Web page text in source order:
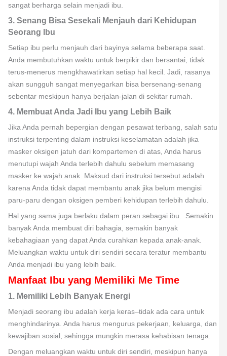
sangat berharga selain menjadi ibu.
3. Senang Bisa Sesekali Menjauh dari Kehidupan
Seorang Ibu
Setiap ibu perlu menjauh dari bayinya selama beberapa saat.
Anda membutuhkan waktu untuk berpikir dan bersantai, tidak
terus-menerus mengkhawatirkan setiap hal kecil. Jadi, rasanya
akan sungguh sangat menyegarkan bisa bersenang-senang
sebentar meskipun hanya berjalan-jalan di sekitar rumah.
4. Membuat Anda Jadi Ibu yang Lebih Baik
Jika Anda pernah bepergian dengan pesawat terbang, salah satu
instruksi terpenting dalam instruksi keselamatan adalah jika
masker oksigen jatuh dari kompartemen di atas, Anda harus
menutupi wajah Anda terlebih dahulu sebelum memasang
masker ke wajah anak. Maksud dari instruksi tersebut adalah
karena Anda tidak dapat membantu anak jika belum mengisi
paru-paru dengan oksigen pemberi kehidupan terlebih dahulu.
Hal yang sama juga berlaku dalam peran sebagai ibu. Semakin
banyak Anda membuat diri bahagia, semakin banyak
kebahagiaan yang dapat Anda curahkan kepada anak-anak.
Meluangkan waktu untuk diri sendiri secara teratur membantu
Anda menjadi ibu yang lebih baik.
Manfaat Ibu yang Memiliki Me Time
1. Memiliki Lebih Banyak Energi
Menjadi seorang ibu adalah kerja keras–tidak ada cara untuk
menghindarinya. Anda harus mengurus pekerjaan, keluarga, dan
kewajiban sosial, sehingga mungkin merasa kehabisan tenaga.
Dengan meluangkan waktu untuk diri sendiri, meskipun hanya